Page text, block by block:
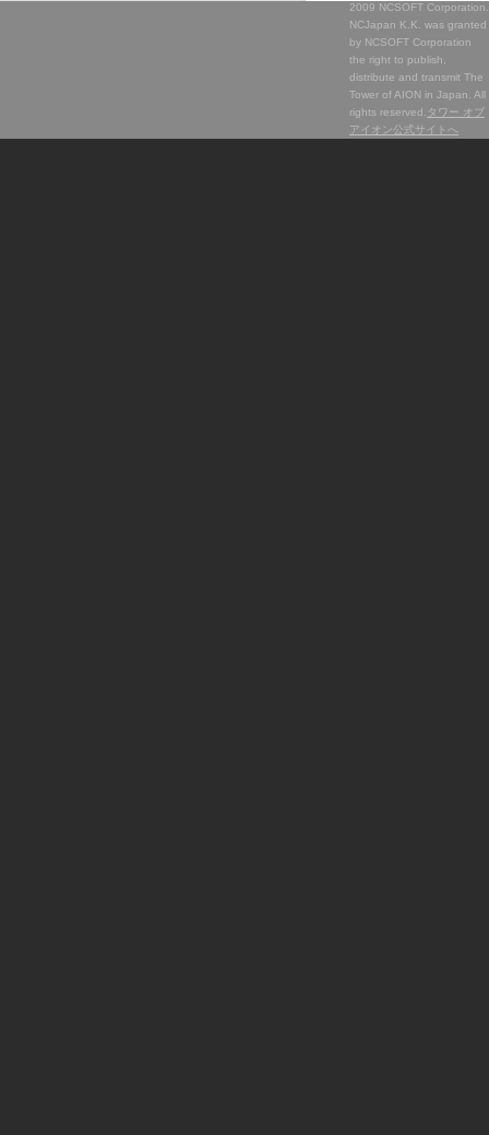
2009 NCSOFT Corporation.
NCJapan K.K. was granted
by NCSOFT Corporation
the right to publish,
distribute and transmit The
Tower of AION in Japan. All
rights reserved. タワー オブ
アイオン公式サイトへ